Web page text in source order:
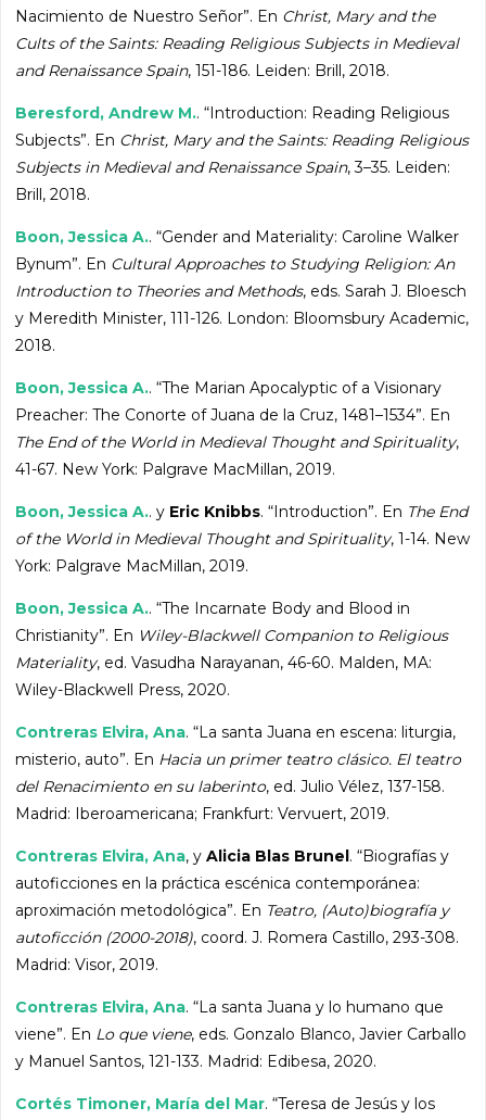
Nacimiento de Nuestro Señor”. En Christ, Mary and the
Cults of the Saints: Reading Religious Subjects in Medieval
and Renaissance Spain, 151-186. Leiden: Brill, 2018.
Beresford, Andrew M.. “Introduction: Reading Religious
Subjects”. En Christ, Mary and the Saints: Reading Religious
Subjects in Medieval and Renaissance Spain, 3–35. Leiden:
Brill, 2018.
Boon, Jessica A.. “Gender and Materiality: Caroline Walker
Bynum”. En Cultural Approaches to Studying Religion: An
Introduction to Theories and Methods, eds. Sarah J. Bloesch
y Meredith Minister, 111-126. London: Bloomsbury Academic,
2018.
Boon, Jessica A.. “The Marian Apocalyptic of a Visionary
Preacher: The Conorte of Juana de la Cruz, 1481–1534”. En
The End of the World in Medieval Thought and Spirituality,
41-67. New York: Palgrave MacMillan, 2019.
Boon, Jessica A.. y Eric Knibbs. “Introduction”. En The End
of the World in Medieval Thought and Spirituality, 1-14. New
York: Palgrave MacMillan, 2019.
Boon, Jessica A.. “The Incarnate Body and Blood in
Christianity”. En Wiley-Blackwell Companion to Religious
Materiality, ed. Vasudha Narayanan, 46-60. Malden, MA:
Wiley-Blackwell Press, 2020.
Contreras Elvira, Ana. “La santa Juana en escena: liturgia,
misterio, auto”. En Hacia un primer teatro clásico. El teatro
del Renacimiento en su laberinto, ed. Julio Vélez, 137-158.
Madrid: Iberoamericana; Frankfurt: Vervuert, 2019.
Contreras Elvira, Ana, y Alicia Blas Brunel. “Biografías y
autoficciones en la práctica escénica contemporánea:
aproximación metodológica”. En Teatro, (Auto)biografía y
autoficción (2000-2018), coord. J. Romera Castillo, 293-308.
Madrid: Visor, 2019.
Contreras Elvira, Ana. “La santa Juana y lo humano que
viene”. En Lo que viene, eds. Gonzalo Blanco, Javier Carballo
y Manuel Santos, 121-133. Madrid: Edibesa, 2020.
Cortés Timoner, María del Mar. “Teresa de Jesús y los